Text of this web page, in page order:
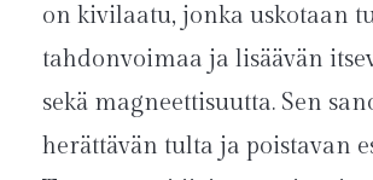
on kivilaatu, jonka uskotaan
tahdonvoimaa ja lisäävän
sekä magneettisuutta. Sen
herättävän tulta ja poistavan